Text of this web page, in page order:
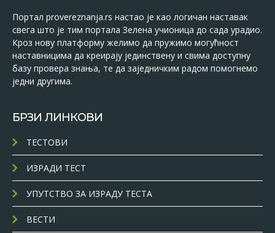
Портал provereznanja.rs настао је као логичан наставак
свега што је тим портала Зелена учионица до сада урадио.
Кроз нову платформу желимо да пружимо могућност
наставницима да креирају јединствену и свима доступну
базу провера знања, те да заједничким радом помогнемо
једни другима.
БРЗИ ЛИНКОВИ
ТЕСТОВИ
ИЗРАДИ ТЕСТ
УПУТСТВО ЗА ИЗРАДУ ТЕСТА
ВЕСТИ